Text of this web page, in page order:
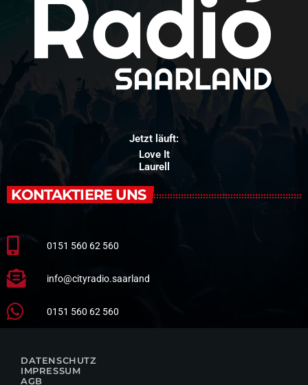
Jetzt läuft:
Love It
Laurell
KONTAKTIERE UNS
0151 560 62 560
info@cityradio.saarland
0151 560 62 560
DATENSCHUTZ
IMPRESSUM
AGB